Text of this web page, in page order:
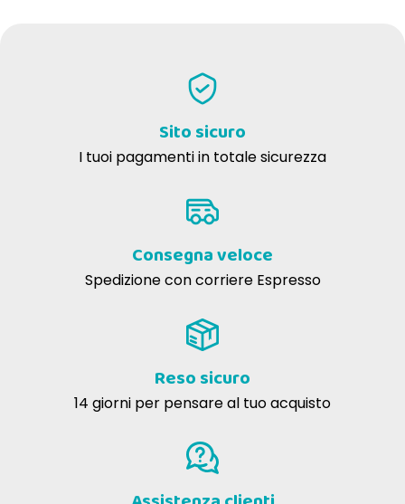
Sito sicuro
I tuoi pagamenti in totale sicurezza
Consegna veloce
Spedizione con corriere Espresso
Reso sicuro
14 giorni per pensare al tuo acquisto